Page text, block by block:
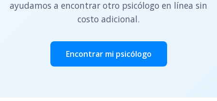
ayudamos a encontrar otro psicólogo en línea sin
costo adicional.
Encontrar mi psicólogo